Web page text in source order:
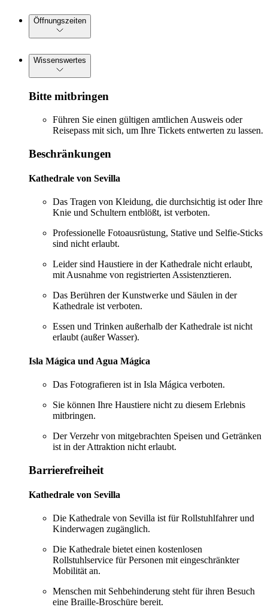
Öffnungszeiten
Wissenswertes
Bitte mitbringen
Führen Sie einen gültigen amtlichen Ausweis oder
Reisepass mit sich, um Ihre Tickets entwerten zu lassen.
Beschränkungen
Kathedrale von Sevilla
Das Tragen von Kleidung, die durchsichtig ist oder Ihre
Knie und Schultern entblößt, ist verboten.
Professionelle Fotoausrüstung, Stative und Selfie-Sticks
sind nicht erlaubt.
Leider sind Haustiere in der Kathedrale nicht erlaubt,
mit Ausnahme von registrierten Assistenztieren.
Das Berühren der Kunstwerke und Säulen in der
Kathedrale ist verboten.
Essen und Trinken außerhalb der Kathedrale ist nicht
erlaubt (außer Wasser).
Isla Mágica und Agua Mágica
Das Fotografieren ist in Isla Mágica verboten.
Sie können Ihre Haustiere nicht zu diesem Erlebnis
mitbringen.
Der Verzehr von mitgebrachten Speisen und Getränken
ist in der Attraktion nicht erlaubt.
Barrierefreiheit
Kathedrale von Sevilla
Die Kathedrale von Sevilla ist für Rollstuhlfahrer und
Kinderwagen zugänglich.
Die Kathedrale bietet einen kostenlosen
Rollstuhlservice für Personen mit eingeschränkter
Mobilität an.
Menschen mit Sehbehinderung steht für ihren Besuch
eine Braille-Broschüre bereit.